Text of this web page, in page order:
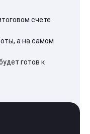
счете
а на самом
готов к